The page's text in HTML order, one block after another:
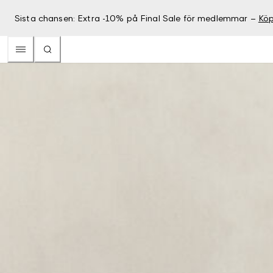
Sista chansen: Extra -10% på Final Sale för medlemmar –